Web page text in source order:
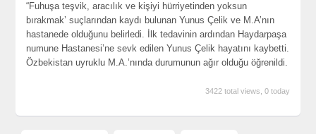
“Fuhuşa teşvik, aracılık ve kişiyi hürriyetinden yoksun
bırakmak’ suçlarından kaydı bulunan Yunus Çelik ve M.A’nın
hastanede olduğunu belirledi. İlk tedavinin ardından Haydarpaşa
numune Hastanesi’ne sevk edilen Yunus Çelik hayatını kaybetti.
Özbekistan uyruklu M.A.’nında durumunun ağır olduğu öğrenildi.
3422 total views, 0 today